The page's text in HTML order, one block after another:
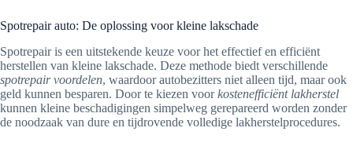
Spotrepair auto: De oplossing voor kleine lakschade
Spotrepair is een uitstekende keuze voor het effectief en efficiënt
herstellen van kleine lakschade. Deze methode biedt verschillende
spotrepair voordelen, waardoor autobezitters niet alleen tijd, maar ook
geld kunnen besparen. Door te kiezen voorkostenefficiënt lakherstel
kunnen kleine beschadigingen simpelweg gerepareerd worden zonder
de noodzaak van dure en tijdrovende volledige lakherstelprocedures.